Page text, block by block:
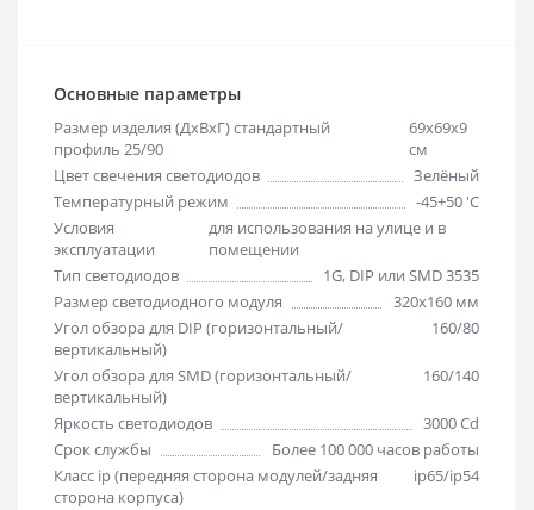
Основные параметры
Размер изделия (ДхВхГ) стандартный
профиль 25/90
69х69х9
см
Цвет свечения светодиодов
Зелёный
Температурный режим
-45+50 'C
Условия
эксплуатации
для использования на улице и в
помещении
Тип светодиодов
1G, DIP или SMD 3535
Размер светодиодного модуля
320х160 мм
Угол обзора для DIP (горизонтальный/
вертикальный)
160/80
Угол обзора для SMD (горизонтальный/
вертикальный)
160/140
Яркость светодиодов
3000 Cd
Срок службы
Более 100 000 часов работы
Класс ip (передняя сторона модулей/задняя
сторона корпуса)
ip65/ip54